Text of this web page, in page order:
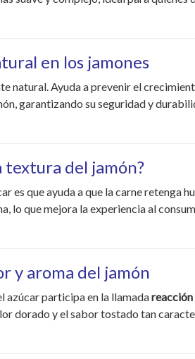
en los jamones
natural. Ayuda a prevenir el
garantizando su seguridad y
textura del jamón?
es que ayuda a que la carne retenga
lo que mejora la experiencia al
y aroma del jamón
azúcar participa en la llamadareacción
dorado y el sabor tostado tan